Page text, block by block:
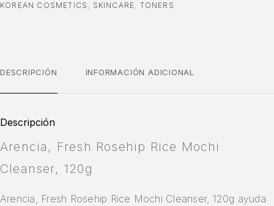
KOREAN COSMETICS , SKINCARE, TONERS
DESCRIPCIÓN INFORMACIÓN ADICIONAL
Descripción
Arencia, Fresh Rosehip Rice Mochi
Cleanser, 120g
Arencia, Fresh Rosehip Rice Mochi Cleanser, 120g ayuda